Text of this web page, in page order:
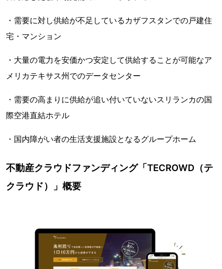
・需要に対し供給が不足しているカザフスタンでの戸建住
宅・マンション
・大量の電力を安価かつ安定して供給することが可能なア
メリカテキサス州でのデータセンター
・需要の高まりに供給が追い付いていないスリランカの国
際空港直結ホテル
・国内障がい者の生活支援施設となるグループホーム
不動産クラウドファンディング「TECROWD（テ
クラウド）」概要